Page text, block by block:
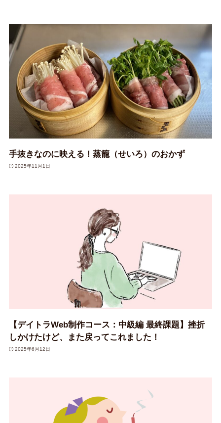
手抜きなのに映える！蒸籠（せいろ）のおかず
2025年11月1日
【デイトラWeb制作コース：中級編 最終課題】挫折
しかけたけど、また戻ってこれました！
2025年6月12日